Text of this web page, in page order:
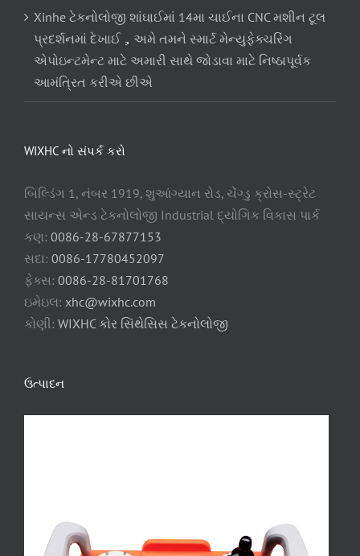
Xinhe ટેકનોલોજી શાંઘાઈમાં 14મા ચાઈના CNC મશીન ટૂલ
પ્રદર્શનમાં દેખાઈ，અમે તમને સ્માર્ટ મેન્યુફેક્ચરિંગ
એપોઇન્ટમેન્ટ માટે અમારી સાથે જોડાવા માટે નિષ્ઠાપૂર્વક
આમંત્રિત કરીએ છીએ
WIXHC નો સંપર્ક કરો
બિલ્ડિંગ 1, નંબર 1919, શુઆંગ્યાન રોડ, ચેંગ્ડુ ક્રોસ-સ્ટ્રેટ
સાયન્સ એન્ડ ટેકનોલોજી Industrial દ્યોગિક વિકાસ પાર્ક
કણ: 0086-28-67877153
સદા: 0086-17780452097
ફેક્સ: 0086-28-81701768
ઇમેઇલ: xhc@wixhc.com
કોણી: WIXHC કોર સિંથેસિસ ટેકનોલોજી
ઉત્પાદન